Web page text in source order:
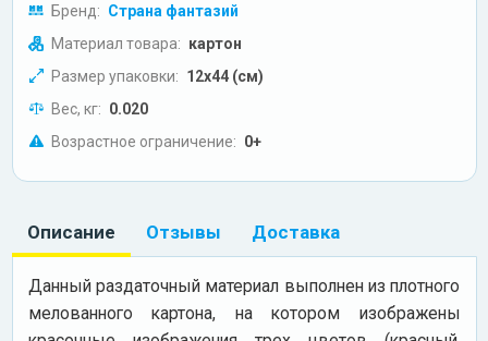
Бренд: Страна фантазий
Материал товара: картон
Размер упаковки: 12x44 (см)
Вес, кг: 0.020
Возрастное ограничение: 0+
Описание Отзывы Доставка
Данный раздаточный материал выполнен из плотного
мелованного картона, на котором изображены